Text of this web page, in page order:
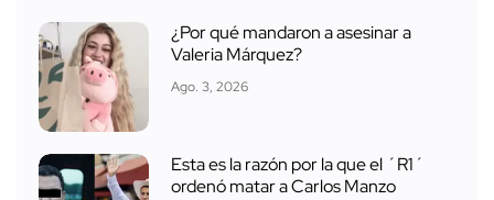
¿Por qué mandaron a asesinar a
Valeria Márquez?
Ago. 3, 2026
Esta es la razón por la que el ´R1´
ordenó matar a Carlos Manzo